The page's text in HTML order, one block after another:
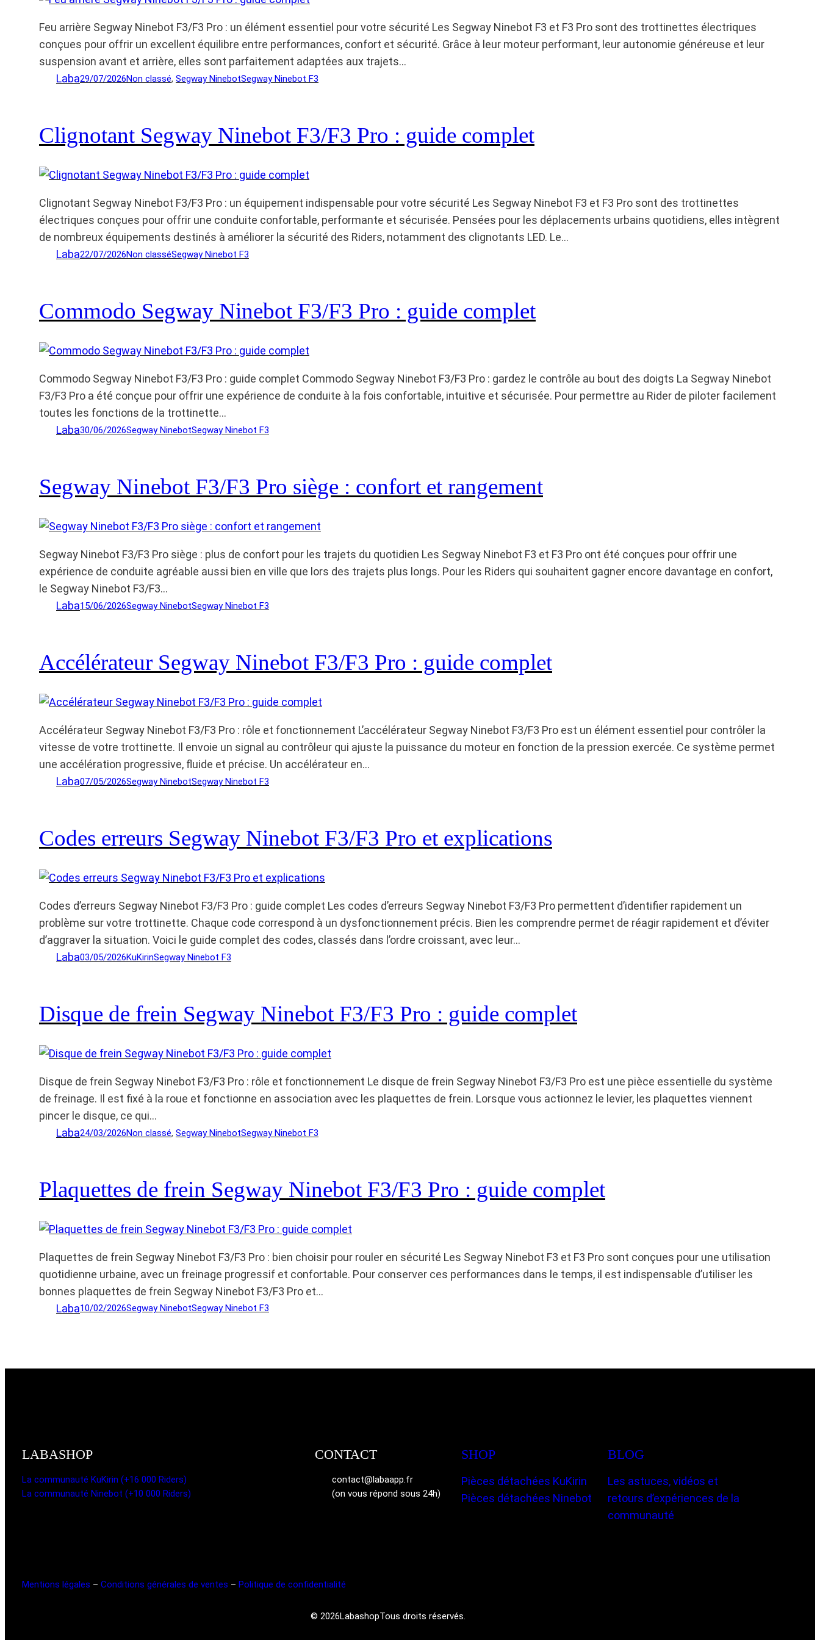
Feu arrière Segway Ninebot F3/F3 Pro : un élément essentiel pour votre sécurité Les Segway Ninebot F3 et F3 Pro sont des trottinettes électriques
conçues pour offrir un excellent équilibre entre performances, confort et sécurité. Grâce à leur moteur performant, leur autonomie généreuse et leur
suspension avant et arrière, elles sont parfaitement adaptées aux trajets…
Laba29/07/2026Non classé, Segway NinebotSegway Ninebot F3
Clignotant Segway Ninebot F3/F3 Pro : guide complet
Clignotant Segway Ninebot F3/F3 Pro : un équipement indispensable pour votre sécurité Les Segway Ninebot F3 et F3 Pro sont des trottinettes
électriques conçues pour offrir une conduite confortable, performante et sécurisée. Pensées pour les déplacements urbains quotidiens, elles intègrent
de nombreux équipements destinés à améliorer la sécurité des Riders, notamment des clignotants LED. Le…
Laba22/07/2026Non classéSegway Ninebot F3
Commodo Segway Ninebot F3/F3 Pro : guide complet
Commodo Segway Ninebot F3/F3 Pro : guide complet Commodo Segway Ninebot F3/F3 Pro : gardez le contrôle au bout des doigts La Segway Ninebot
F3/F3 Pro a été conçue pour offrir une expérience de conduite à la fois confortable, intuitive et sécurisée. Pour permettre au Rider de piloter facilement
toutes les fonctions de la trottinette…
Laba30/06/2026Segway NinebotSegway Ninebot F3
Segway Ninebot F3/F3 Pro siège : confort et rangement
Segway Ninebot F3/F3 Pro siège : plus de confort pour les trajets du quotidien Les Segway Ninebot F3 et F3 Pro ont été conçues pour offrir une
expérience de conduite agréable aussi bien en ville que lors des trajets plus longs. Pour les Riders qui souhaitent gagner encore davantage en confort,
le Segway Ninebot F3/F3…
Laba15/06/2026Segway NinebotSegway Ninebot F3
Accélérateur Segway Ninebot F3/F3 Pro : guide complet
Accélérateur Segway Ninebot F3/F3 Pro : rôle et fonctionnement L’accélérateur Segway Ninebot F3/F3 Pro est un élément essentiel pour contrôler la
vitesse de votre trottinette. Il envoie un signal au contrôleur qui ajuste la puissance du moteur en fonction de la pression exercée. Ce système permet
une accélération progressive, fluide et précise. Un accélérateur en…
Laba07/05/2026Segway NinebotSegway Ninebot F3
Codes erreurs Segway Ninebot F3/F3 Pro et explications
Codes d’erreurs Segway Ninebot F3/F3 Pro : guide complet Les codes d’erreurs Segway Ninebot F3/F3 Pro permettent d’identifier rapidement un
problème sur votre trottinette. Chaque code correspond à un dysfonctionnement précis. Bien les comprendre permet de réagir rapidement et d’éviter
d’aggraver la situation. Voici le guide complet des codes, classés dans l’ordre croissant, avec leur…
Laba03/05/2026KuKirinSegway Ninebot F3
Disque de frein Segway Ninebot F3/F3 Pro : guide complet
Disque de frein Segway Ninebot F3/F3 Pro : rôle et fonctionnement Le disque de frein Segway Ninebot F3/F3 Pro est une pièce essentielle du système
de freinage. Il est fixé à la roue et fonctionne en association avec les plaquettes de frein. Lorsque vous actionnez le levier, les plaquettes viennent
pincer le disque, ce qui…
Laba24/03/2026Non classé, Segway NinebotSegway Ninebot F3
Plaquettes de frein Segway Ninebot F3/F3 Pro : guide complet
Plaquettes de frein Segway Ninebot F3/F3 Pro : bien choisir pour rouler en sécurité Les Segway Ninebot F3 et F3 Pro sont conçues pour une utilisation
quotidienne urbaine, avec un freinage progressif et confortable. Pour conserver ces performances dans le temps, il est indispensable d’utiliser les
bonnes plaquettes de frein Segway Ninebot F3/F3 Pro et…
Laba10/02/2026Segway NinebotSegway Ninebot F3
LABASHOP
La communauté KuKirin (+16 000 Riders)
La communauté Ninebot (+10 000 Riders)
CONTACT
contact@labaapp.fr
(on vous répond sous 24h)
SHOP
Pièces détachées KuKirin
Pièces détachées Ninebot
BLOG
Les astuces, vidéos et
retours d’expériences de la
communauté
Mentions légales – Conditions générales de ventes – Politique de confidentialité
© 2026LabashopTous droits réservés.